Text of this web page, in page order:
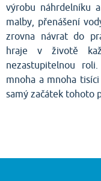
výrobu náhrdelníku
malby, přenášení
zrovna návrat do
hraje v životě
nezastupitelnou
mnoha a mnoha
samý začátek tohoto